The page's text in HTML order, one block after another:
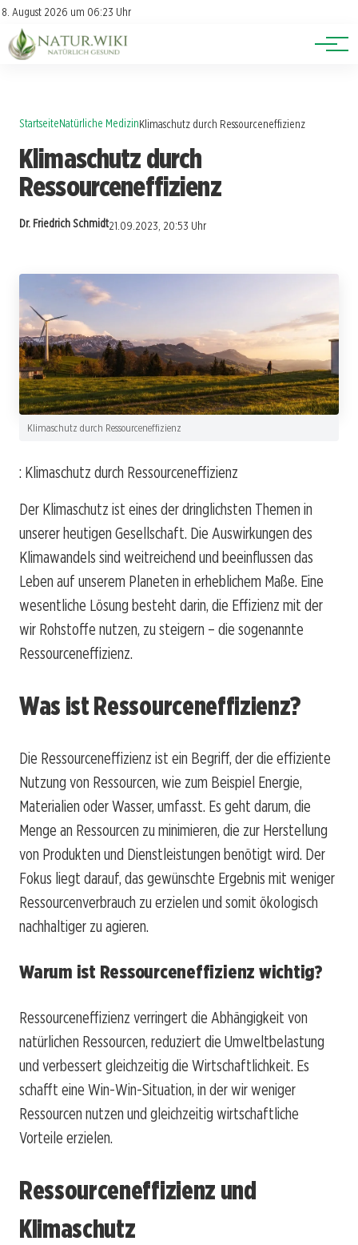
8. August 2026 um 06:23 Uhr
Account
Newsletter
Lexikon
Themen
StartseiteNatürliche MedizinKlimaschutz durch Ressourceneffizienz
Klimaschutz durch
Ressourceneffizienz
Dr. Friedrich Schmidt21.09.2023, 20:53 Uhr
Klimaschutz durch Ressourceneffizienz
: Klimaschutz durch Ressourceneffizienz
Der Klimaschutz ist eines der dringlichsten Themen in
unserer heutigen Gesellschaft. Die Auswirkungen des
Klimawandels sind weitreichend und beeinflussen das
Leben auf unserem Planeten in erheblichem Maße. Eine
wesentliche Lösung besteht darin, die Effizienz mit der
wir Rohstoffe nutzen, zu steigern – die sogenannte
Ressourceneffizienz.
Was ist Ressourceneffizienz?
Die Ressourceneffizienz ist ein Begriff, der die effiziente
Nutzung von Ressourcen, wie zum Beispiel Energie,
Materialien oder Wasser, umfasst. Es geht darum, die
Menge an Ressourcen zu minimieren, die zur Herstellung
von Produkten und Dienstleistungen benötigt wird. Der
Fokus liegt darauf, das gewünschte Ergebnis mit weniger
Ressourcenverbrauch zu erzielen und somit ökologisch
nachhaltiger zu agieren.
Warum ist Ressourceneffizienz wichtig?
Ressourceneffizienz verringert die Abhängigkeit von
natürlichen Ressourcen, reduziert die Umweltbelastung
und verbessert gleichzeitig die Wirtschaftlichkeit. Es
schafft eine Win-Win-Situation, in der wir weniger
Ressourcen nutzen und gleichzeitig wirtschaftliche
Vorteile erzielen.
Ressourceneffizienz und
Klimaschutz